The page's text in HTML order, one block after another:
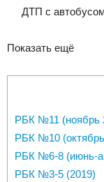
ДТП с
Показать ещё
РБК №11 (ноябрь
РБК №10
РБК №6-8 (июнь-
РБК №3-5 (2019)